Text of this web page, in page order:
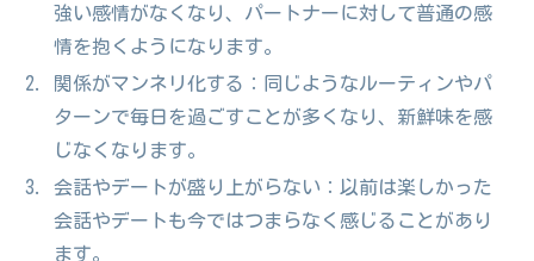
強い感情がなくなり、パートナーに対して普通の感
情を抱くようになります。
関係がマンネリ化する：同じようなルーティンやパ
ターンで毎日を過ごすことが多くなり、新鮮味を感
じなくなります。
会話やデートが盛り上がらない：以前は楽しかった
会話やデートも今ではつまらなく感じることがあり
ます。